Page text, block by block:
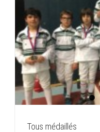
Tous médaillés